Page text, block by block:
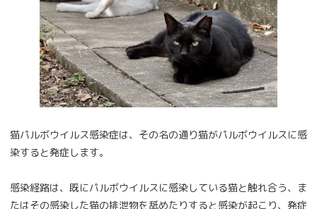
猫パルボウイルス感染症は、その名の通り猫がパルボウイルスに感
染すると発症します。
感染経路は、既にパルボウイルスに感染している猫と触れ合う、ま
たはその感染した猫の排泄物を舐めたりすると感染が起こり、発症